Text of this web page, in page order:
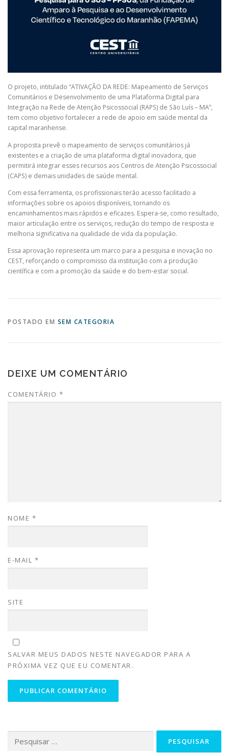
O projeto, intitulado “ATIVAÇÃO DA REDE: Mapeamento de Serviços
Comunitários e Desenvolvimento de uma Plataforma Digital para
Integração na Rede de Atenção Psicossocial (RAPS) de São Luís – MA”,
tem como objetivo fortalecer a rede de apoio em saúde mental da
capital maranhense.
A proposta prevê o mapeamento de serviços comunitários já
existentes e a criação de uma plataforma digital inovadora, que
permitirá integrar esses recursos aos Centros de Atenção Psicossocial
(CAPS) e demais unidades de saúde mental.
Com essa ferramenta, os profissionais terão acesso facilitado a
informações sobre os apoios disponíveis, tornando os
encaminhamentos mais rápidos e eficazes. Espera-se, como resultado,
maior articulação entre os serviços, redução do tempo de resposta e
melhoria significativa na qualidade de vida da população.
Essa aprovação representa um marco para a pesquisa e inovação no
CEST, reforçando o compromisso da instituição com a produção
científica e com a promoção da saúde e do bem-estar social.
POSTADO EM SEM CATEGORIA
DEIXE UM COMENTÁRIO
COMENTÁRIO *
NOME *
E-MAIL *
SITE
SALVAR MEUS DADOS NESTE NAVEGADOR PARA A
PRÓXIMA VEZ QUE EU COMENTAR.